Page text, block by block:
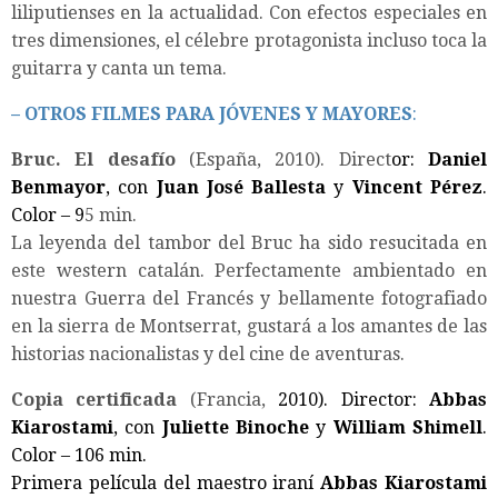
liliputienses en la actualidad. Con efectos especiales en
tres dimensiones, el célebre protagonista incluso toca la
guitarra y canta un tema.
– OTROS FILMES PARA JÓVENES Y MAYORES:
Bruc. El desafío (España, 2010). Director:Daniel
Benmayor, con Juan José Ballesta y Vincent Pérez.
Color – 95 min.
La leyenda del tambor del Bruc ha sido resucitada en
este western catalán. Perfectamente ambientado en
nuestra Guerra del Francés y bellamente fotografiado
en la sierra de Montserrat, gustará a los amantes de las
historias nacionalistas y del cine de aventuras.
Copia certificada (Francia, 2010). Director:Abbas
Kiarostami, con Juliette Binoche y William Shimell.
Color – 106 min.
Primera película del maestro iraníAbbas Kiarostami